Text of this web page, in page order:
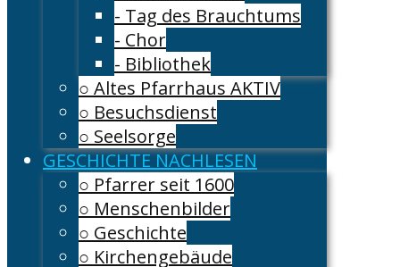
- Tag des Brauchtums
- Chor
- Bibliothek
○ Altes Pfarrhaus AKTIV
○ Besuchsdienst
○ Seelsorge
GESCHICHTE NACHLESEN
○ Pfarrer seit 1600
○ Menschenbilder
○ Geschichte
○ Kirchengebäude